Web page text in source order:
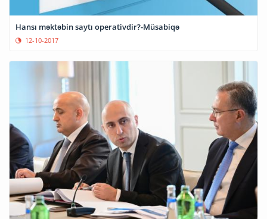
Hansı məktəbin saytı operativdir?-Müsabiqə
12-10-2017